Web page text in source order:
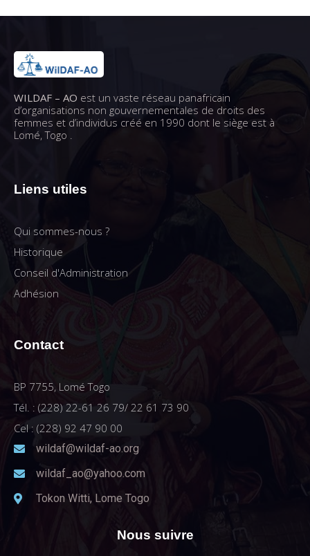
WILDAF – AO est un vaste réseau panafricain
d’organisations non gouvernementales de droits des
femmes et d’individus créé en 1990 dont le siège est à
Lomé, Togo .
Liens utiles
Qui sommes-nous ?
Historique
Conseil d'Administration
Adhésion
Contact
BP 7755, Lomé Togo
Tél. : (228) 22-61 26 79/ 22 61 73 90
Cel : (228) 92 47 90 00
wildaf@wildaf-ao.org
wildaf_ao@yahoo.com
Tokon Witti, Lome Togo
Nous suivre